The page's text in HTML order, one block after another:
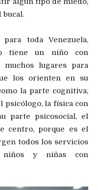
bucal.
toda Venezuela,
tiene un niño con
lugares para
los orienten en su
la parte cognitiva,
psicólogo, la física con
parte psicosocial, el
centro, porque es el
todos los servicios
niños y niñas con